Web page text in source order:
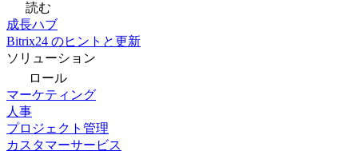
読む
成長ハブ
Bitrix24 のヒントと更新
ソリューション
ロール
マーケティング
人事
プロジェクト管理
カスタマーサービス